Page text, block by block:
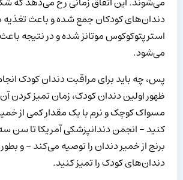
دندان‌های کودکان جمع شده و باعث تغذیه
استرپتوکوکوس موتانز شده و در نتیجه
می‌شود.
پس، چه باید برای مراقبت دندان کودک
ظهور اولین دندان کودک، زمان تمیز کردن
مسواک کوچک و نرم با یک مقدار کمی از
کنید – انجمن دندانپزشکی آمریکا تا سن
برنج از خمیر دندان را توصیه می‌کند – و
دندان‌های کودک را تمیز کنید.